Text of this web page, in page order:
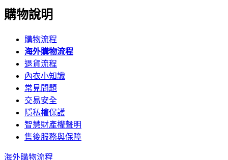
購物說明
購物流程
海外購物流程
退貨流程
內衣小知識
常見問題
交易安全
隱私權保護
智慧財產權聲明
售後服務與保障
海外購物流程